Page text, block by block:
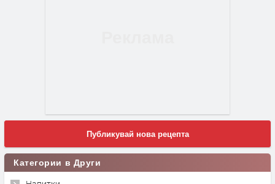
Публикувай нова рецепта
Категории в Други